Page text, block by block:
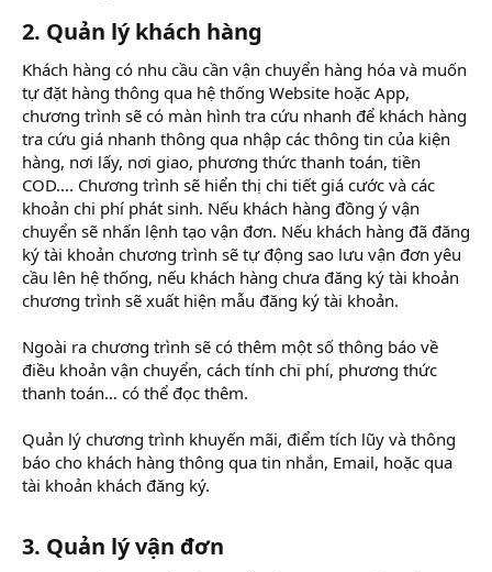
2. Quản lý khách hàng
Khách hàng có nhu cầu cần vận chuyển hàng hóa và muốn
tự đặt hàng thông qua hệ thống Website hoặc App,
chương trình sẽ có màn hình tra cứu nhanh để khách hàng
tra cứu giá nhanh thông qua nhập các thông tin của kiện
hàng, nơi lấy, nơi giao, phương thức thanh toán, tiền
COD…. Chương trình sẽ hiển thị chi tiết giá cước và các
khoản chi phí phát sinh. Nếu khách hàng đồng ý vận
chuyển sẽ nhấn lệnh tạo vận đơn. Nếu khách hàng đã đăng
ký tài khoản chương trình sẽ tự động sao lưu vận đơn yêu
cầu lên hệ thống, nếu khách hàng chưa đăng ký tài khoản
chương trình sẽ xuất hiện mẫu đăng ký tài khoản.
Ngoài ra chương trình sẽ có thêm một số thông báo về
điều khoản vận chuyển, cách tính chi phí, phương thức
thanh toán… có thể đọc thêm.
Quản lý chương trình khuyến mãi, điểm tích lũy và thông
báo cho khách hàng thông qua tin nhắn, Email, hoặc qua
tài khoản khách đăng ký.
3. Quản lý vận đơn